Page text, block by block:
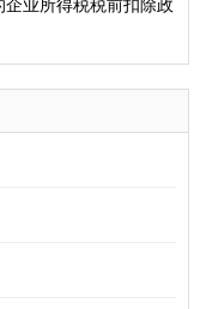
企业所得税税前扣除政